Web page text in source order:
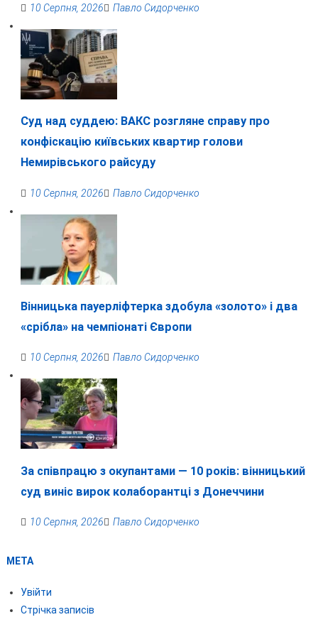
10 Серпня, 2026 Павло Сидорченко
Суд над суддею: ВАКС розгляне справу про
конфіскацію київських квартир голови
Немирівського райсуду
10 Серпня, 2026 Павло Сидорченко
Вінницька пауерліфтерка здобула «золото» і два
«срібла» на чемпіонаті Європи
10 Серпня, 2026 Павло Сидорченко
За співпрацю з окупантами — 10 років: вінницький
суд виніс вирок колаборантці з Донеччини
10 Серпня, 2026 Павло Сидорченко
МЕТА
Увійти
Стрічка записів